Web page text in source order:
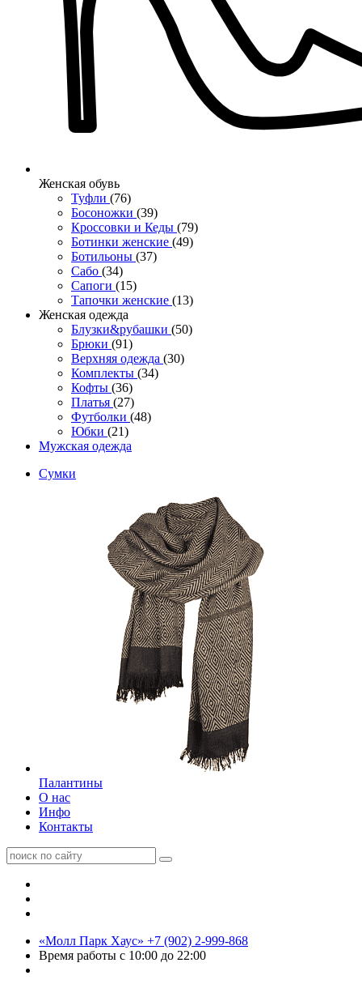
Женcкая обувь
Туфли (76)
Босоножки (39)
Кроссовки и Кеды (79)
Ботинки женские (49)
Ботильоны (37)
Сабо (34)
Сапоги (15)
Тапочки женские (13)
Женская одежда
Блузки&рубашки (50)
Брюки (91)
Верхняя одежда (30)
Комплекты (34)
Кофты (36)
Платья (27)
Футболки (48)
Юбки (21)
Мужская одежда
Сумки
Палантины
О нас
Инфо
Контакты
«Молл Парк Хаус» +7 (902) 2-999-868
Время работы с 10:00 до 22:00